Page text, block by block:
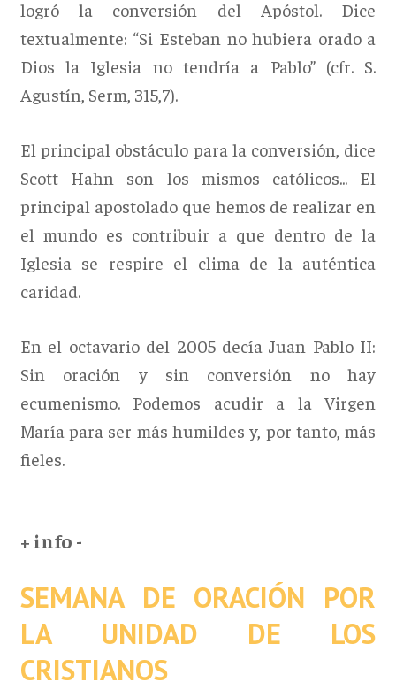
logró la conversión del Apóstol. Dice
textualmente: “Si Esteban no hubiera orado a
Dios la Iglesia no tendría a Pablo” (cfr. S.
Agustín, Serm, 315,7).
El principal obstáculo para la conversión, dice
Scott Hahn son los mismos católicos... El
principal apostolado que hemos de realizar en
el mundo es contribuir a que dentro de la
Iglesia se respire el clima de la auténtica
caridad.
En el octavario del 2005 decía Juan Pablo II:
Sin oración y sin conversión no hay
ecumenismo. Podemos acudir a la Virgen
María para ser más humildes y, por tanto, más
fieles.
+ info -
SEMANA DE ORACIÓN POR
LA UNIDAD DE LOS
CRISTIANOS